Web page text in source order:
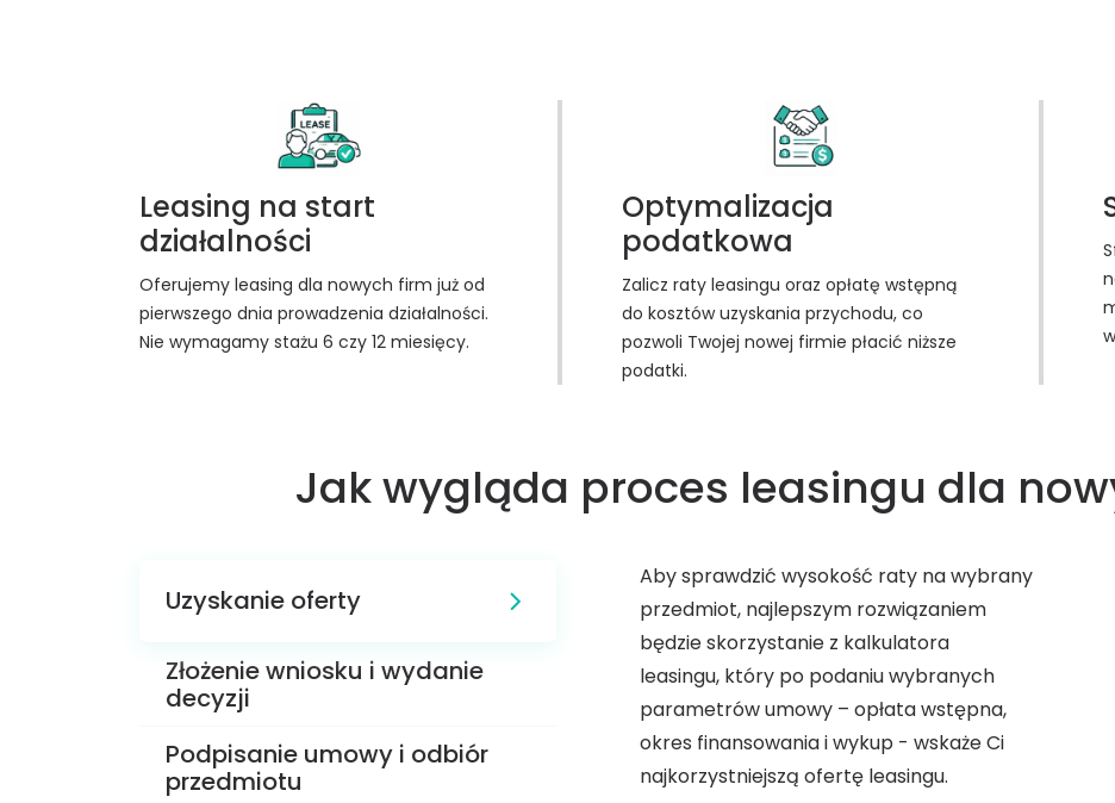
Leasing na start
działalności
Oferujemy leasing dla nowych firm już od
pierwszego dnia prowadzenia działalności.
Nie wymagamy stażu 6 czy 12 miesięcy.
Optymalizacja
podatkowa
Zalicz raty leasingu oraz opłatę wstępną
do kosztów uzyskania przychodu, co
pozwoli Twojej nowej firmie płacić niższe
podatki.
Jak wygląda proces leasingu dla
Uzyskanie oferty
Złożenie wniosku i wydanie
decyzji
Podpisanie umowy i odbiór
przedmiotu
Aby sprawdzić wysokość raty na wybrany
przedmiot, najlepszym rozwiązaniem
będzie skorzystanie z kalkulatora
leasingu, który po podaniu wybranych
parametrów umowy – opłata wstępna,
okres finansowania i wykup - wskaże Ci
najkorzystniejszą ofertę leasingu.